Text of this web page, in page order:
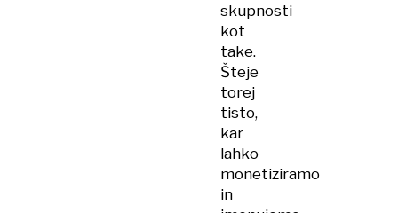
skupnosti
kot
take.
Šteje
torej
tisto,
kar
lahko
monetiziramo
in